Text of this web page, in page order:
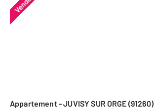
Vendu
Appartement - JUVISY SUR ORGE (91260)